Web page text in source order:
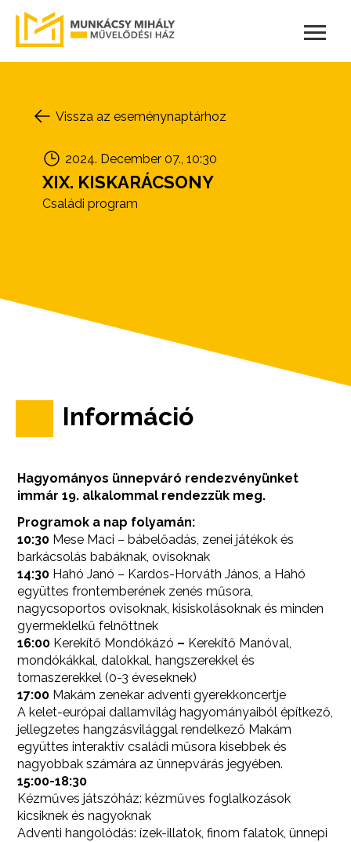
Vissza az eseménynaptárhoz
2024. December 07., 10:30
XIX. KISKARÁCSONY
Családi program
Információ
Hagyományos ünnepváró rendezvényünket
immár 19. alkalommal rendezzük meg.
Programok a nap folyamán:
10:30 Mese Maci – bábelőadás, zenei játékok és
barkácsolás babáknak, ovisoknak
14:30 Hahó Janó – Kardos-Horváth János, a Hahó
együttes frontemberének zenés műsora,
nagycsoportos ovisoknak, kisiskolásoknak és minden
gyermeklelkű felnőttnek
16:00 Kerekítő Mondókázó – Kerekítő Manóval,
mondókákkal, dalokkal, hangszerekkel és
tornaszerekkel (0-3 éveseknek)
17:00 Makám zenekar adventi gyerekkoncertje
A kelet-európai dallamvilág hagyományaiból építkező,
jellegzetes hangzásvilággal rendelkező Makám
együttes interaktív családi műsora kisebbek és
nagyobbak számára az ünnepvárás jegyében.
15:00-18:30
Kézműves játszóház: kézműves foglalkozások
kicsiknek és nagyoknak
Adventi hangolódás: ízek-illatok, finom falatok, ünnepi